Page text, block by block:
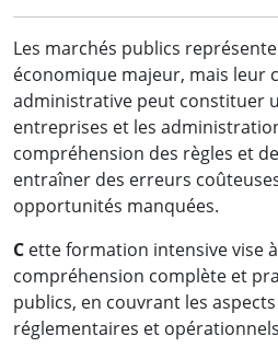
Les marchés publics
économique majeur, mais leur
administrative peut constituer
entreprises et les
compréhension des règles et
entraîner des erreurs
opportunités manquées.
C ette formation intensive vise
compréhension complète et
publics, en couvrant les
réglementaires et